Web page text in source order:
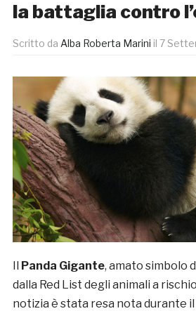
la battaglia contro
Scritto da Alba Roberta Marini il 7
Il Panda Gigante, amato simbolo
dalla Red List degli animali a
notizia è stata resa nota durante